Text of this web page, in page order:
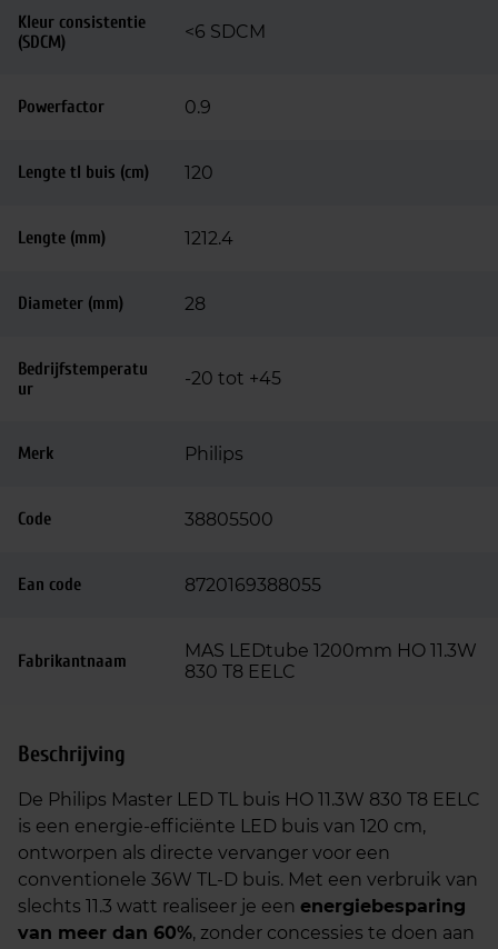
Kleur consistentie
(SDCM)
<6 SDCM
Powerfactor 0.9
Lengte tl buis (cm) 120
Lengte (mm) 1212.4
Diameter (mm) 28
Bedrijfstemperatu
ur
-20 tot +45
Merk Philips
Code 38805500
Ean code 8720169388055
Fabrikantnaam
MAS LEDtube 1200mm HO 11.3W
830 T8 EELC
Beschrijving
De Philips Master LED TL buis HO 11.3W 830 T8 EELC
is een energie-efficiënte LED buis van 120 cm,
ontworpen als directe vervanger voor een
conventionele 36W TL-D buis. Met een verbruik van
slechts 11.3 watt realiseer je een energiebesparing
van meer dan 60%, zonder concessies te doen aan